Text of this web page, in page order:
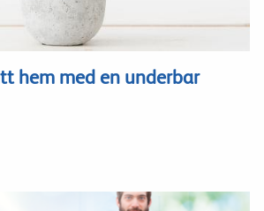
hem med en underbar